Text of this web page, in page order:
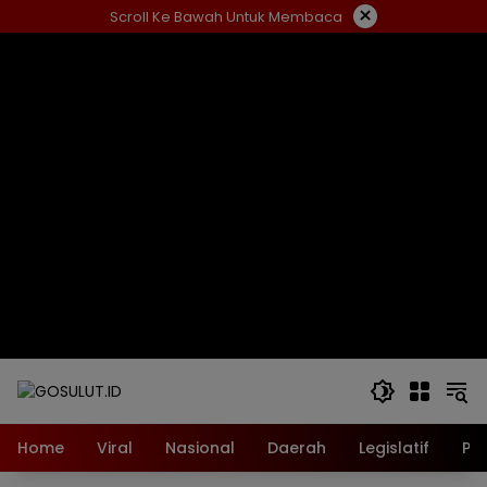
ke
Scroll Ke Bawah Untuk Membaca ×
Home Viral Nasional Daerah Legislatif